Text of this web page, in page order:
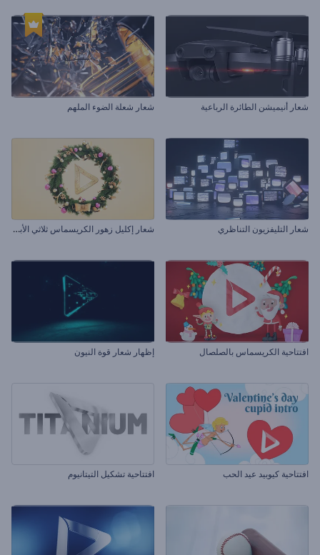
شعار أنيميشن الطائرة الرباعية شعار شعلة الضوء الملهم
شعار التليفزيون التناظري ش
عار إكليل زهور الكريسماس ثلاثي الأبعاد
افتتاحية الكريسماس بالصلصال إظهار شعار قوة النيون
افتتاحية كيوبيد عيد الحب افتتاحية تشكيل التيتانيوم